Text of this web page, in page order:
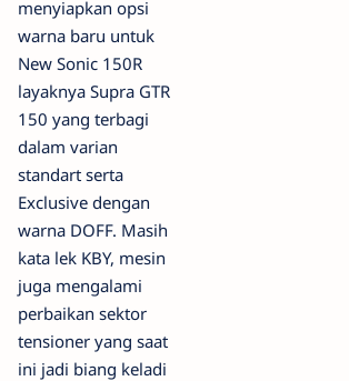
menyiapkan opsi
warna baru untuk
New Sonic 150R
layaknya Supra GTR
150 yang terbagi
dalam varian
standart serta
Exclusive dengan
warna DOFF. Masih
kata lek KBY, mesin
juga mengalami
perbaikan sektor
tensioner yang saat
ini jadi biang keladi